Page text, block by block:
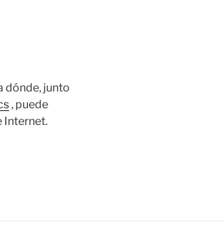
dónde, junto
, puede
Internet.